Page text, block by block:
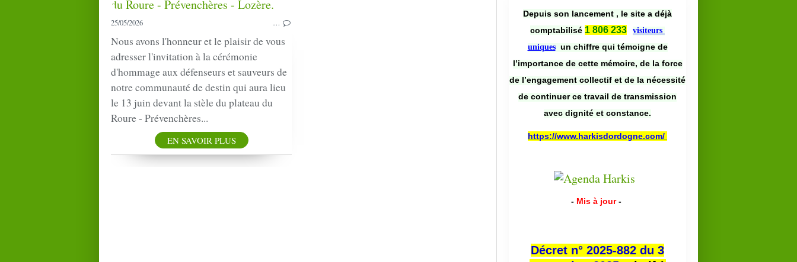
25/05/2026 …
Nous avons l'honneur et le plaisir de vous
adresser l'invitation à la cérémonie
d'hommage aux défenseurs et sauveurs de
notre communauté de destin qui aura lieu
le 13 juin devant la stèle du plateau du
Roure - Prévenchères...
EN SAVOIR PLUS
Depuis son lancement , le site a déjà
comptabilisé 1 806 233
visiteurs
uniques un chiffre qui témoigne de
l’importance de cette mémoire, de la force
de l’engagement collectif et de la nécessité
de continuer ce travail de transmission
avec dignité et constance.
https://www.harkisdordogne.com/
- Mis à jour -
Décret n° 2025-882 du 3